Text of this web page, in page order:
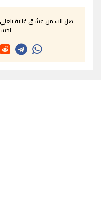
هل انت من عشاق غالية